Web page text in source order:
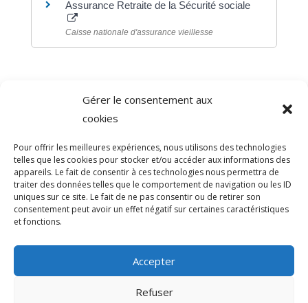
Gérer le consentement aux
cookies
Pour offrir les meilleures expériences, nous utilisons des technologies
telles que les cookies pour stocker et/ou accéder aux informations des
appareils. Le fait de consentir à ces technologies nous permettra de
traiter des données telles que le comportement de navigation ou les ID
uniques sur ce site. Le fait de ne pas consentir ou de retirer son
consentement peut avoir un effet négatif sur certaines caractéristiques
et fonctions.
Accepter
Refuser
Assurance Retraite de la Sécurité sociale
Caisse nationale d'assurance vieillesse
Direction de l'information légale et administrative
comarquage developpé par